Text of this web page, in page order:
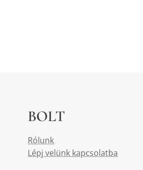
BOLT
Rólunk
Lépj velünk kapcsolatba